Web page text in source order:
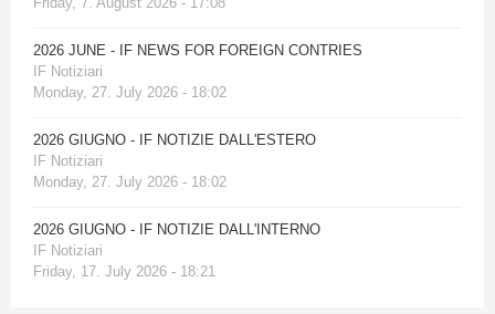
2026 JUNE - IF NEWS FOR FOREIGN CONTRIES
IF Notiziari
Monday, 27. July 2026 - 18:02
2026 GIUGNO - IF NOTIZIE DALL'ESTERO
IF Notiziari
Monday, 27. July 2026 - 18:02
2026 GIUGNO - IF NOTIZIE DALL'INTERNO
IF Notiziari
Friday, 17. July 2026 - 18:21